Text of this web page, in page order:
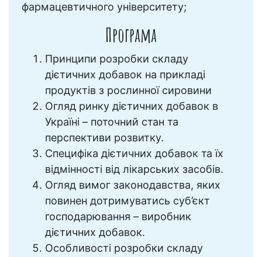
фармацевтичного університету;
Програма
Принципи розробки складу
дієтичних добавок на прикладі
продуктів з рослинної сировини
Огляд ринку дієтичних добавок в
Україні – поточний стан та
перспективи розвитку.
Специфіка дієтичних добавок та їх
відмінності від лікарських засобів.
Огляд вимог законодавства, яких
повинен дотримуватись суб’єкт
господарювання – виробник
дієтичних добавок.
Особливості розробки складу